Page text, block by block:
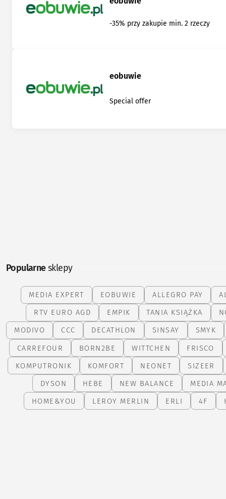
-35% przy zakupie min. 2 rzeczy
eobuwie
Special offer
Popularnesklepy
MEDIA EXPERT EOBUWIE ALLEGRO PAY
RTV EURO AGD
EMPIK TANIA KSIĄŻKA
MODIVO
CCC DECATHLON SINSAY
SMYK
CARREFOUR
BORN2BE WITTCHEN
FRISCO
KOMPUTRONIK
KOMFORT NEONET
SIZEER
DYSON
HEBE NEW BALANCE
MEDIA
HOME&YOU
LEROY MERLIN ERLI 4F